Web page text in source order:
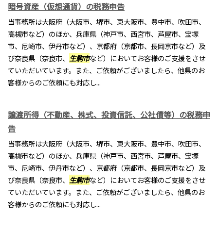
暗号資産（仮想通貨）の税務申告
当事務所は大阪府（大阪市、堺市、東大阪市、豊中市、吹田市、
高槻市など）のほか、兵庫県（神戸市、西宮市、芦屋市、宝塚
市、尼崎市、伊丹市など）、京都府（京都市、長岡京市など）及
び奈良県（奈良市、 生駒市など）においてお客様のご支援をさせ
ていただいています。また、ご依頼がございましたら、他県のお
客様からのご依頼にも対応し...
譲渡所得（不動産、株式、投資信託、公社債等）の税務申
告
当事務所は大阪府（大阪市、堺市、東大阪市、豊中市、吹田市、
高槻市など）のほか、兵庫県（神戸市、西宮市、芦屋市、宝塚
市、尼崎市、伊丹市など）、京都府（京都市、長岡京市など）及
び奈良県（奈良市、 生駒市など）においてお客様のご支援をさせ
ていただいています。また、ご依頼がございましたら、他県のお
客様からのご依頼にも対応し...